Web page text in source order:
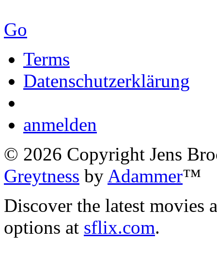
Go
Terms
Datenschutzerklärung
anmelden
© 2026 Copyright Jens
Greytness by Adammer™
Discover the latest movies
options at sflix.com.